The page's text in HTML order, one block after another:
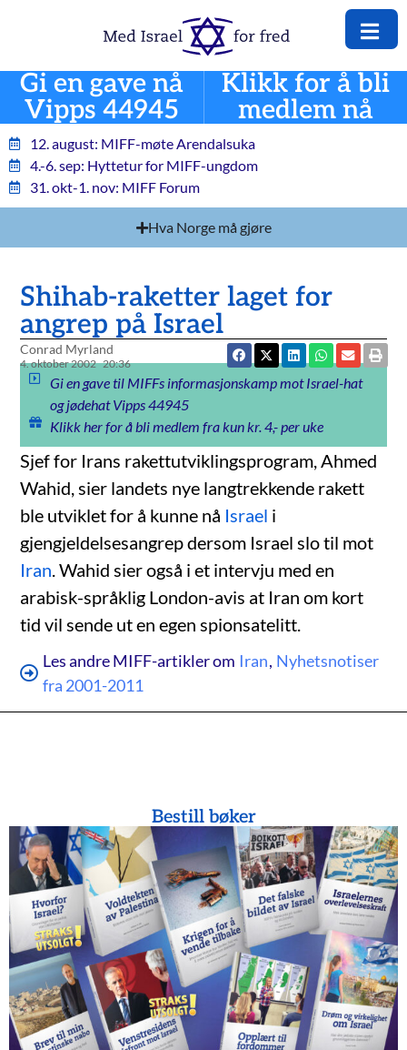
Gi en gave nå
Vipps 44945
Klikk for å bli
medlem nå
12. august: MIFF-møte Arendalsuka
4.-6. sep: Hyttetur for MIFF-ungdom
31. okt-1. nov: MIFF Forum
Hva Norge må gjøre
Shihab-raketter laget for
angrep på Israel
Conrad Myrland
4. oktober 2002 20:36
Gi en gave til MIFFs informasjonskamp mot Israel-hat
og jødehat Vipps 44945
Klikk her for å bli medlem fra kun kr. 4,- per uke
Sjef for Irans rakettutviklingsprogram, Ahmed
Wahid, sier landets nye langtrekkende rakett
ble utviklet for å kunne nå Israel i
gjengjeldelsesangrep dersom Israel slo til mot
Iran. Wahid sier også i et intervju med en
arabisk-språklig London-avis at Iran om kort
tid vil sende ut en egen spionsatelitt.
Les andre MIFF-artikler om Iran, Nyhetsnotiser
fra 2001-2011
Bestill bøker